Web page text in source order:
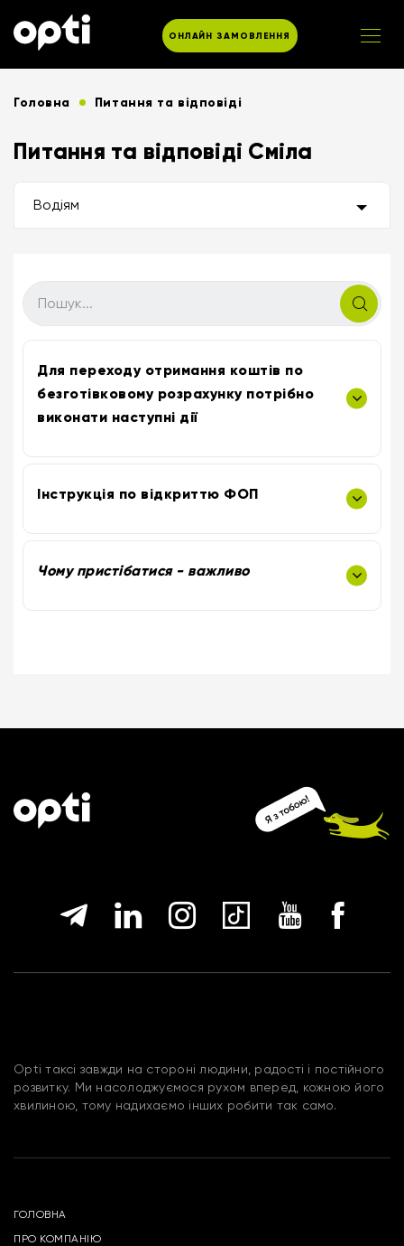
ОНЛАЙН ЗАМОВЛЕННЯ
Головна Питання та відповіді
Питання та відповіді Сміла
Водіям
Для переходу отримання коштів по
безготівковому розрахунку потрібно
виконати наступні дії
Інструкція по відкриттю ФОП
Чому пристібатися - важливо
Opti таксі завжди на стороні людини, радості і постійного
розвитку. Ми насолоджуємося рухом вперед, кожною його
хвилиною, тому надихаємо інших робити так само.
ГОЛОВНА
ПРО КОМПАНІЮ